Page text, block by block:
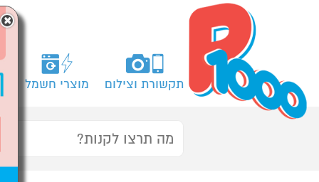
תקשורת וצילום מוצרי חשמל
×